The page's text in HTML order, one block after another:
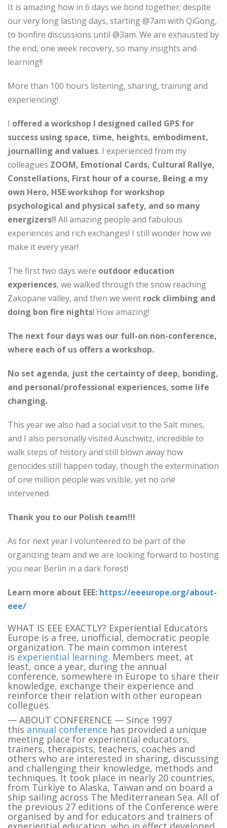
It is amazing how in 6 days we bond together; despite
our very long lasting days, starting @7am with QiGong,
to bonfire discussions until @3am. We are exhausted by
the end, one week recovery, so many insights and
learning!!
More than 100 hours listening, sharing, training and
experiencing!
I offered a workshop I designed called GPS for
success using space, time, heights, embodiment,
journalling and values. I experienced from my
colleagues ZOOM, Emotional Cards, Cultural Rallye,
Constellations, First hour of a course, Being a my
own Hero, HSE workshop for workshop
psychological and physical safety, and so many
energizers!!! All amazing people and fabulous
experiences and rich exchanges! I still wonder how we
make it every year!
The first two days were outdoor education
experiences, we walked through the snow reaching
Zakopane valley, and then we went rock climbing and
doing bon fire nights! How amazing!
The next four days was our full-on non-conference,
where each of us offers a workshop.
No set agenda, just the certainty of deep, bonding,
and personal/professional experiences, some life
changing.
This year we also had a social visit to the Salt mines,
and I also personally visited Auschwitz, incredible to
walk steps of history and still blown away how
genocides still happen today, though the extermination
of one million people was visible, yet no one
intervened.
Thank you to our Polish team!!!
As for next year I volunteered to be part of the
organizing team and we are looking forward to hosting
you near Berlin in a dark forest!
Learn more about EEE: https://eeeurope.org/about-
eee/
WHAT IS EEE EXACTLY? Experiential Educators
Europe is a free, unofficial, democratic people
organization. The main common interest
is experiential learning. Members meet, at
least, once a year, during the annual
conference, somewhere in Europe to share their
knowledge, exchange their experience and
reinforce their relation with other european
collegues.
— ABOUT CONFERENCE — Since 1997
this annual conference has provided a unique
meeting place for experiential educators,
trainers, therapists, teachers, coaches and
others who are interested in sharing, discussing
and challenging their knowledge, methods and
techniques. It took place in nearly 20 countries,
from Türkiye to Alaska, Taiwan and on board a
ship sailing across The Mediterranean Sea. All of
the previous 27 editions of the Conference were
organised by and for educators and trainers of